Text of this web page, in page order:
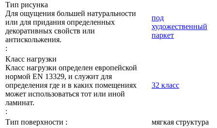
Тип рисунка
Для ощущения большей натуральности
или для придания определенных
декоративных свойств или
антискольжения.
:
под
художественный
паркет
Класс нагрузки
Класс нагрузки определен европейской
нормой EN 13329, и служит для
определения где и в каких помещениях
может использоваться тот или иной
ламинат.
:
32 класс
Тип поверхности :
мягкая структура